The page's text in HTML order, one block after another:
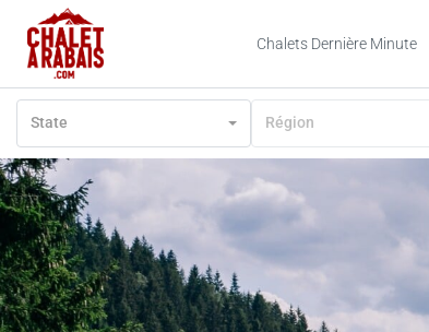
Chalets Dernière Minute
State Région